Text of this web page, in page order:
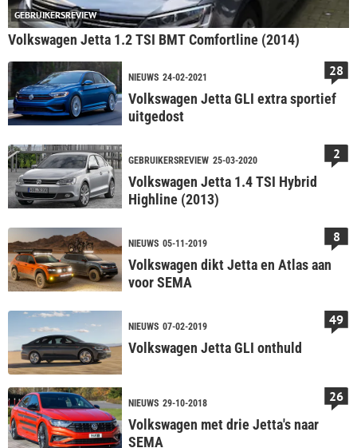
GEBRUIKERSREVIEW
Volkswagen Jetta 1.2 TSI BMT Comfortline (2014)
NIEUWS 24-02-2021
Volkswagen Jetta GLI extra sportief
uitgedost
28
GEBRUIKERSREVIEW 25-03-2020
Volkswagen Jetta 1.4 TSI Hybrid
Highline (2013)
2
NIEUWS 05-11-2019
Volkswagen dikt Jetta en Atlas aan
voor SEMA
8
NIEUWS 07-02-2019
Volkswagen Jetta GLI onthuld
49
NIEUWS 29-10-2018
Volkswagen met drie Jetta's naar
SEMA
26